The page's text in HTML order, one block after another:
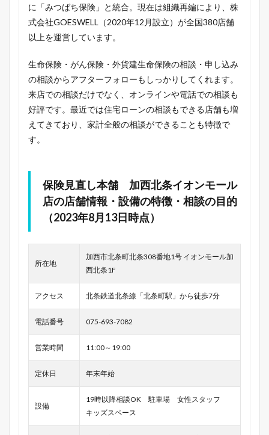
に「みつばち保険」と統合。現在は組織再編により、株
式会社GOESWELL（2020年12月設立）が全国380店舗
以上を運営しています。
生命保険・がん保険・外貨建生命保険の相談・申し込み
の相談からアフターフォローもしっかりしてくれます。
来店での相談だけでなく、オンラインや電話での相談も
好評です。最近では住宅ローンの相談もできる店舗も増
えてきており、家計全般の相談ができることも特徴で
す。
保険見直し本舗 加西北条イオンモール
店の店舗情報・設備の特徴・相談の目的
（2023年8月13日時点）
所在地
加西市北条町北条308番地1号 イオンモール加
西北条1F
アクセス 北条鉄道北条線「北条町駅」から徒歩7分
電話番号 075-693-7082
営業時間 11:00～19:00
定休日 年末年始
設備
19時以降相談OK 駐車場 女性スタッフ
キッズスペース